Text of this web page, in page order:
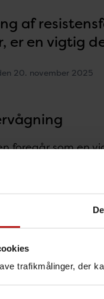
trafikmålinger, der
af
er en vigtig
20. november 2025
foregår som en
på
og
den enkelte
i
fra klinisk
(MiBa) på